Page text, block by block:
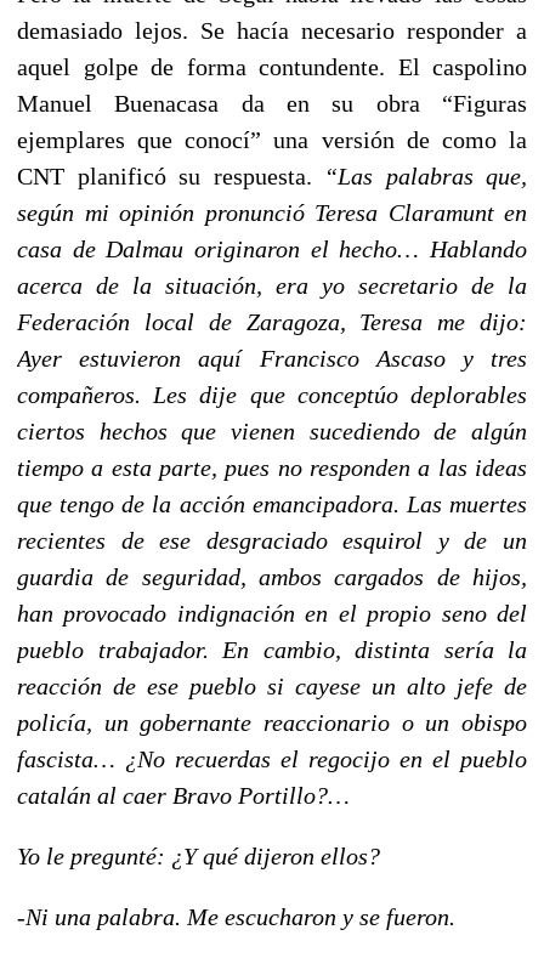
demasiado lejos. Se hacía necesario responder a
aquel golpe de forma contundente. El caspolino
Manuel Buenacasa da en su obra “Figuras
ejemplares que conocí” una versión de como la
CNT planificó su respuesta.
“Las palabras que,
según mi opinión pronunció Teresa Claramunt en
casa de Dalmau originaron el hecho… Hablando
acerca de la situación, era yo secretario de la
Federación local de Zaragoza, Teresa me dijo:
Ayer estuvieron aquí Francisco Ascaso y tres
compañeros. Les dije que conceptúo deplorables
ciertos hechos que vienen sucediendo de algún
tiempo a esta parte, pues no responden a las ideas
que tengo de la acción emancipadora. Las muertes
recientes de ese desgraciado esquirol y de un
guardia de seguridad, ambos cargados de hijos,
han provocado indignación en el propio seno del
pueblo trabajador. En cambio, distinta sería la
reacción de ese pueblo si cayese un alto jefe de
policía, un gobernante reaccionario o un obispo
fascista… ¿No recuerdas el regocijo en el pueblo
catalán al caer Bravo Portillo?…
Yo le pregunté: ¿Y qué dijeron ellos?
-Ni una palabra. Me escucharon y se fueron.